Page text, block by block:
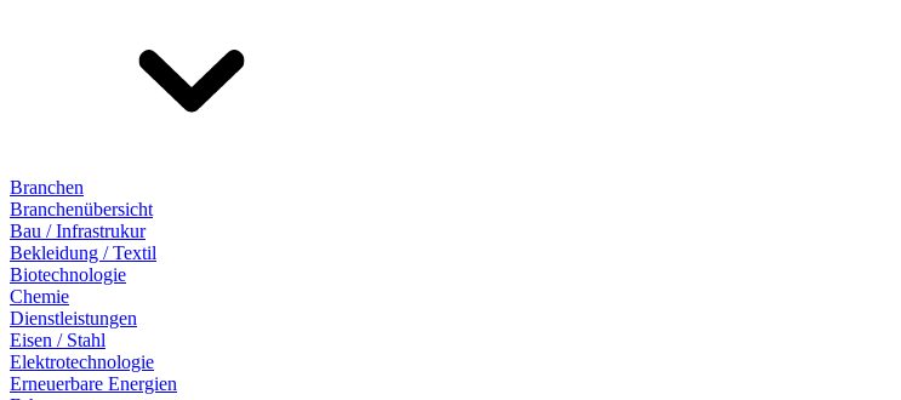
Branchen
Branchenübersicht
Bau / Infrastrukur
Bekleidung / Textil
Biotechnologie
Chemie
Dienstleistungen
Eisen / Stahl
Elektrotechnologie
Erneuerbare Energien